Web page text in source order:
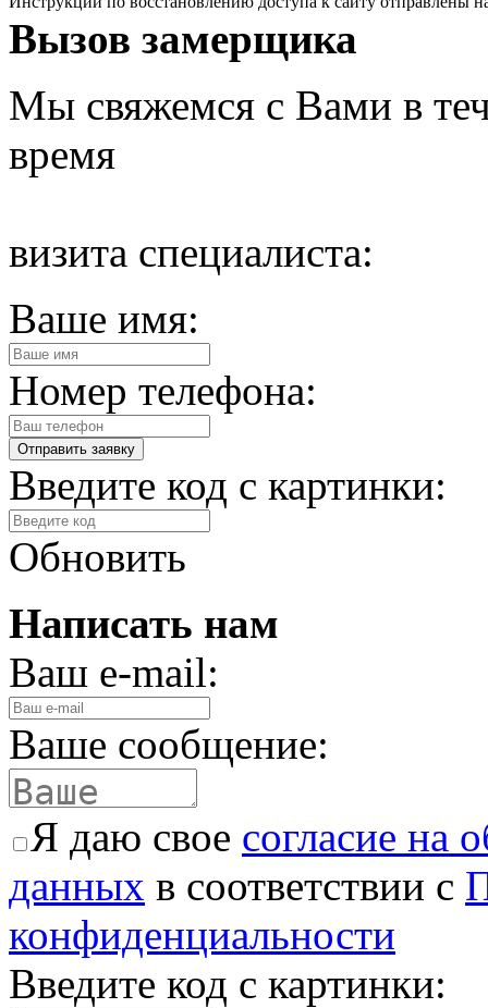
Вызов замерщика
Мы свяжемся с Вами в
время
визита специалиста:
Ваше имя:
Номер телефона:
Введите код с картинки:
Обновить
Написать нам
Ваш e-mail:
Ваше сообщение:
Я даю свое согласие на
данных в соответствии с
конфиденциальности
Введите код с картинки: